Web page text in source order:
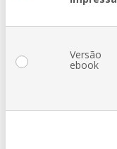
Versão
ebook